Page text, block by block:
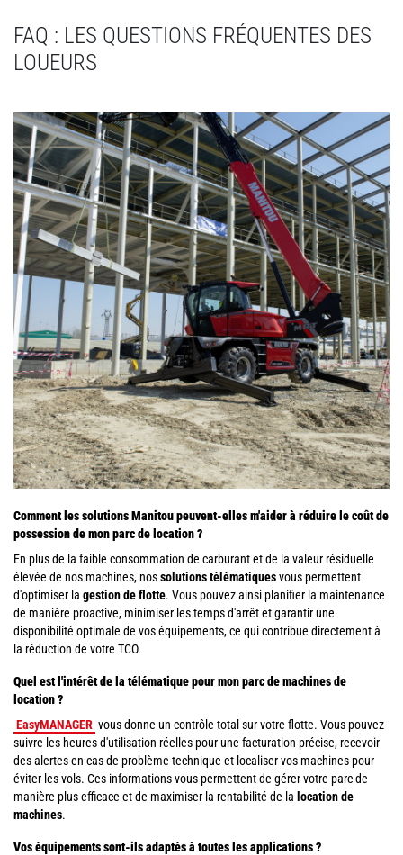
FAQ : LES QUESTIONS FRÉQUENTES DES
LOUEURS
Comment les solutions Manitou peuvent-elles m'aider à réduire le coût de
possession de mon parc de location ?
En plus de la faible consommation de carburant et de la valeur résiduelle
élevée de nos machines, nossolutions télématiquesvous permettent
d'optimiser la gestion de flotte. Vous pouvez ainsi planifier la maintenance
de manière proactive, minimiser les temps d'arrêt et garantir une
disponibilité optimale de vos équipements, ce qui contribue directement à
la réduction de votre TCO.
Quel est l'intérêt de la télématique pour mon parc de machines de
location ?
EasyMANAGER vous donne un contrôle total sur votre flotte. Vous pouvez
suivre les heures d'utilisation réelles pour une facturation précise, recevoir
des alertes en cas de problème technique et localiser vos machines pour
éviter les vols. Ces informations vous permettent de gérer votre parc de
manière plus efficace et de maximiser la rentabilité de la location de
machines.
Vos équipements sont-ils adaptés à toutes les applications ?